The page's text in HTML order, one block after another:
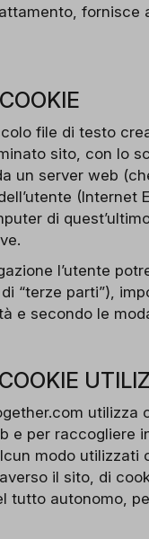
fornisce
file di testo
sito, con lo
un server web
(Internet
di
l’utente
“terze parti”),
e secondo le
utilizza
e per raccogliere
modo
il sito, di
tutto autonomo,